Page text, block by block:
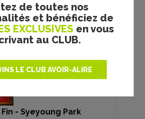
de toutes nos
et bénéficiez de
EXCLUSIVES en vous
au CLUB.
LE CLUB AVOIR-ALIRE
Zamora -
de la novella
juillet 2026par
- Syeyoung Park